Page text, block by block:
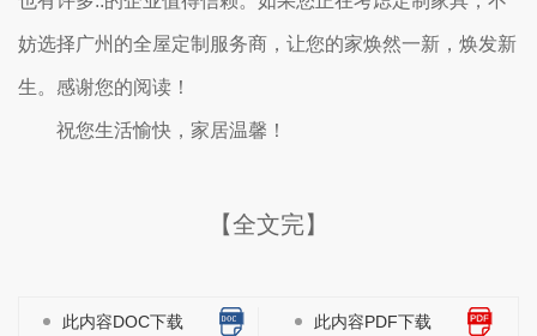
妨选择广州的全屋定制服务商，让您的家焕然一新，焕发新
生。感谢您的阅读！
祝您生活愉快，家居温馨！
【全文完】
此内容DOC下载 此内容PDF下载